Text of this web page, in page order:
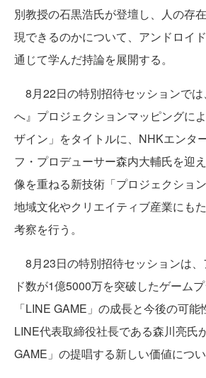
別教授の石黒浩氏が登壇し、人の存
現できるのかについて、アンドロイ
通じて学んだ持論を展開する。
8月22日の特別招待セッションで
へ』プロジェクションマッピングに
ザイン」をタイトルに、NHKエンタ
フ・プロデューサー森内大輔氏を迎
像を重ねる新技術「プロジェクション
地域文化やクリエイティブ産業にも
考察を行う。
8月23日の特別招待セッションは
ド数が1億5000万を突破したゲーム
「LINE GAME」の成長と今後の可能
LINE代表取締役社長である森川亮氏
GAME」の提唱する新しい価値につい